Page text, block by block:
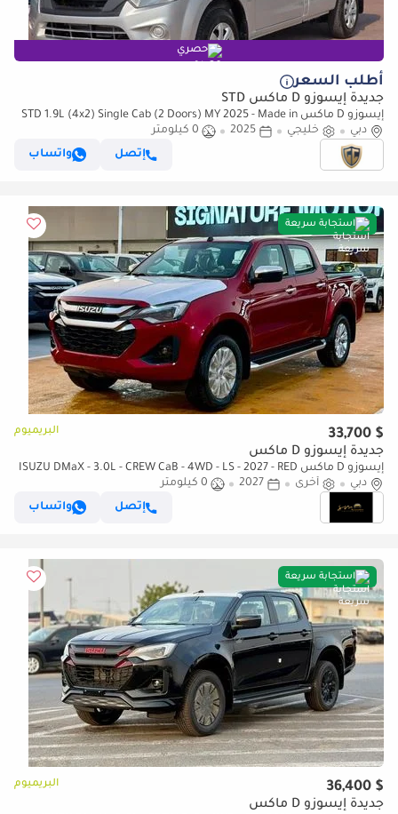
حصري
أطلب السعر
جديدة إيسوزو D ماكس STD
إيسوزو D ماكس STD 1.9L (4x2) Single Cab (2 Doors) MY 2025 - Made in
Indiaدبي خليجي 2025
0 كيلومتر
إتصل
واتساب
استجابة سريعة
$ 33,700 البريميوم
جديدة إيسوزو D ماكس
إيسوزو D ماكس ISUZU DMaX - 3.0L - CREW CaB - 4WD - LS - 2027 - RED
دبي
أخرى 2027
0 كيلومتر
إتصل
واتساب
استجابة سريعة
$ 36,400 البريميوم
جديدة إيسوزو D ماكس